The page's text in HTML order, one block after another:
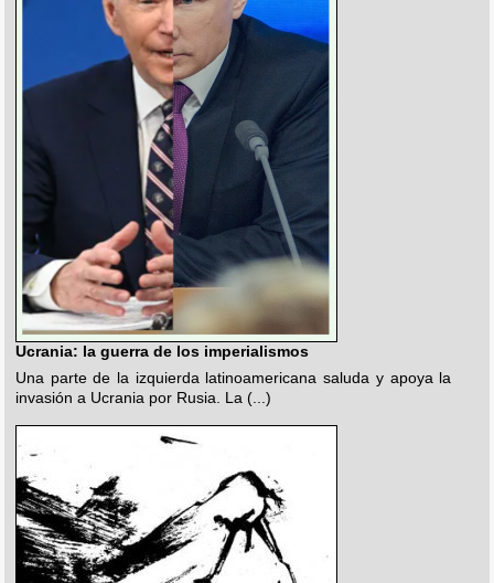
Ucrania: la guerra de los imperialismos
Una parte de la izquierda latinoamericana saluda y apoya la
invasión a Ucrania por Rusia. La (...)